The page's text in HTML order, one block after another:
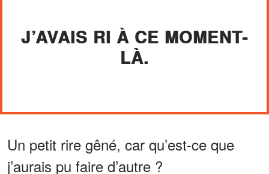
J’AVAIS RI À CE MOMENT-
LÀ.
Un petit rire gêné, car qu’est-ce que
j’aurais pu faire d’autre ?